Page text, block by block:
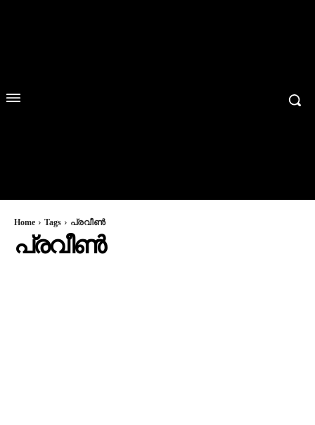
Home Tags പ്രവീൺ
പ്രവീൺ